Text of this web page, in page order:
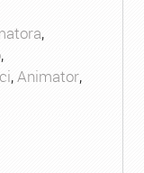
,
,
,Animator,